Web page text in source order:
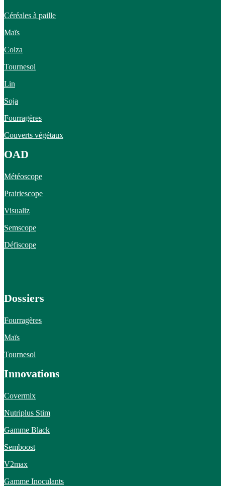
Céréales à paille
Maïs
Colza
Tournesol
Lin
Soja
Fourragères
Couverts végétaux
OAD
Météoscope
Prairiescope
Visualiz
Semscope
Défiscope
Dossiers
Fourragères
Maïs
Tournesol
Innovations
Covermix
Nutriplus Stim
Gamme Black
Semboost
V2max
Gamme Inoculants